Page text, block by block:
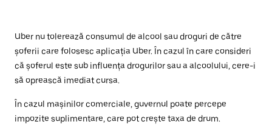
Uber nu tolerează consumul de alcool sau droguri de către
șoferii care folosesc aplicația Uber. În cazul în care consideri
că șoferul este sub influența drogurilor sau a alcoolului, cere-i
să oprească imediat cursa.
În cazul mașinilor comerciale, guvernul poate percepe
impozite suplimentare, care pot crește taxa de drum.